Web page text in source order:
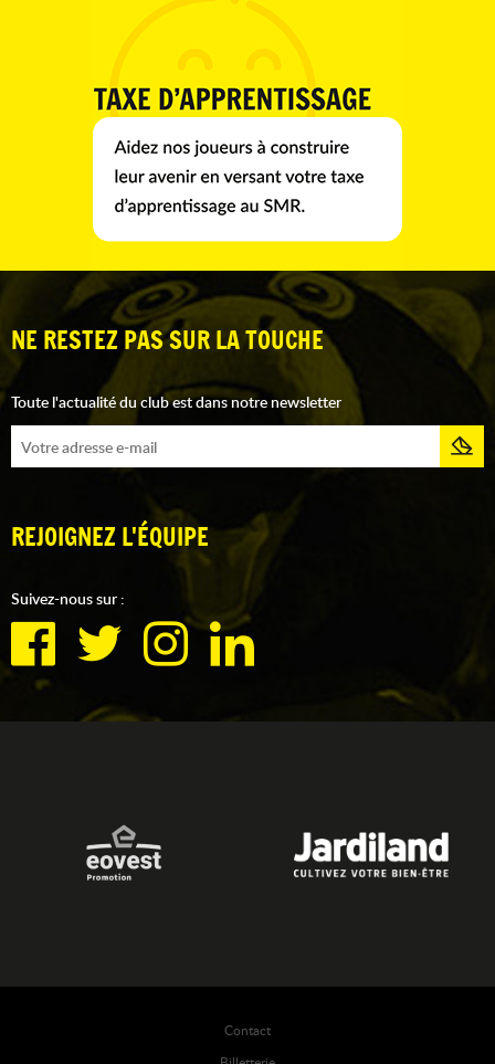
NE RESTEZ PAS SUR LA TOUCHE
Toute l'actualité du club est dans notre newsletter
REJOIGNEZ L'ÉQUIPE
Suivez-nous sur :
Contact